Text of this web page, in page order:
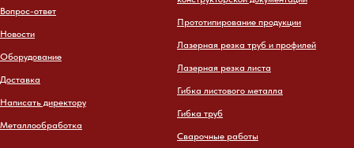
Вопрос-ответ
Новости
Оборудование
Доставка
Написать директору
Металлообработка
Прототипирование продукции
Лазерная резка труб и профилей
Лазерная резка листа
Гибка листового металла
Гибка труб
Сварочные работы